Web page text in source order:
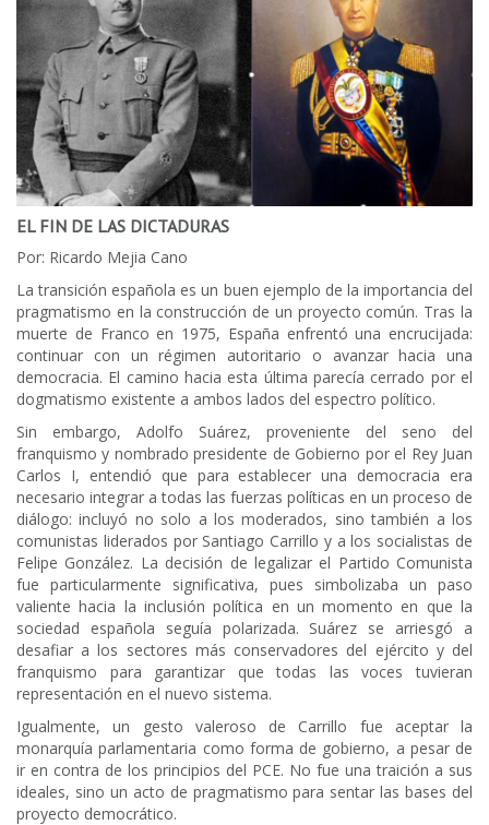
EL FIN DE LAS DICTADURAS
Por: Ricardo Mejia Cano
La transición española es un buen ejemplo de la importancia del
pragmatismo en la construcción de un proyecto común. Tras la
muerte de Franco en 1975, España enfrentó una encrucijada:
continuar con un régimen autoritario o avanzar hacia una
democracia. El camino hacia esta última parecía cerrado por el
dogmatismo existente a ambos lados del espectro político.
Sin embargo, Adolfo Suárez, proveniente del seno del
franquismo y nombrado presidente de Gobierno por el Rey Juan
Carlos I, entendió que para establecer una democracia era
necesario integrar a todas las fuerzas políticas en un proceso de
diálogo: incluyó no solo a los moderados, sino también a los
comunistas liderados por Santiago Carrillo y a los socialistas de
Felipe González. La decisión de legalizar el Partido Comunista
fue particularmente significativa, pues simbolizaba un paso
valiente hacia la inclusión política en un momento en que la
sociedad española seguía polarizada. Suárez se arriesgó a
desafiar a los sectores más conservadores del ejército y del
franquismo para garantizar que todas las voces tuvieran
representación en el nuevo sistema.
Igualmente, un gesto valeroso de Carrillo fue aceptar la
monarquía parlamentaria como forma de gobierno, a pesar de
ir en contra de los principios del PCE. No fue una traición a sus
ideales, sino un acto de pragmatismo para sentar las bases del
proyecto democrático.